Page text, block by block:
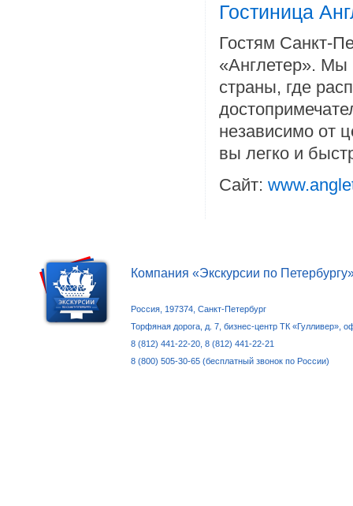
Гостиница
Гостям Санкт-
«Англетер». Мы
страны, где
независимо от
вы легко и
Сайт:
Компания «Экскурсии по
Россия, 197374, Санкт-Петербург
Торфяная дорога, д. 7, бизнес-центр ТК «Гулливер»,
8 (812) 441-22-20, 8 (812) 441-22-21
8 (800) 505-30-65 (бесплатный звонок по России)